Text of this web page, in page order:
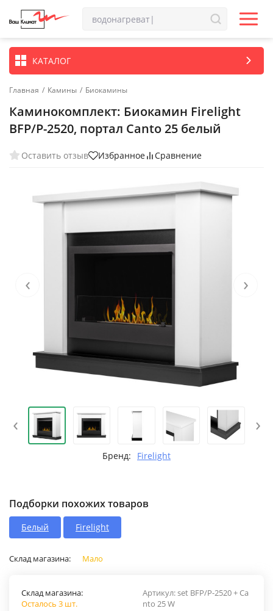
КАТАЛОГ
Главная / Камины / Биокамины
Каминокомплект: Биокамин Firelight
BFP/P-2520, портал Canto 25 белый
Оставить отзыв Избранное Сравнение
‹ ›
‹ ›
Бренд: Firelight
Подборки похожих товаров
Белый Firelight
Склад магазина: Мало
Артикул:set BFP/P-2520 + Ca
nto 25 W
Склад магазина:
Осталось 3 шт.